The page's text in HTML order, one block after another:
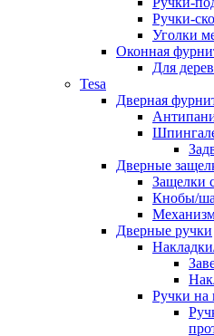
Ручки-
Уголки
Оконная
Для
Tesa
Дверная
Дверные
Защелки
Кнобы/
Дверные ручки
Ручки на